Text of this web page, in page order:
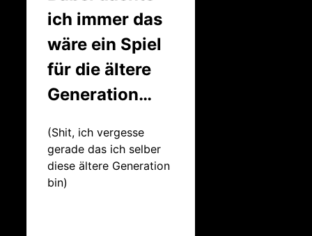
ich immer das
wäre ein Spiel
für die ältere
Generation…
(Shit, ich vergesse
gerade das ich selber
diese ältere Generation
bin)